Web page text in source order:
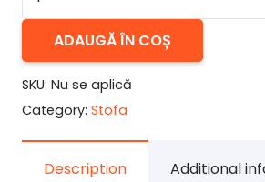
STOFA
SUBTIRE
TEXTURATA
ADAUGĂ ÎN COȘ
SKU: Nu se aplică
Category: Stofa
Description Additional